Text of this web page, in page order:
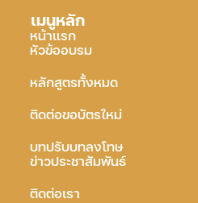
เมนูหลัก
หน้าแรก
หัวข้ออบรม
หลักสูตรทั้งหมด
ติดต่อขอบัตรใหม่
บทปรับบทลงโทษ
ข่าวประชาสัมพันธ์
ติดต่อเรา